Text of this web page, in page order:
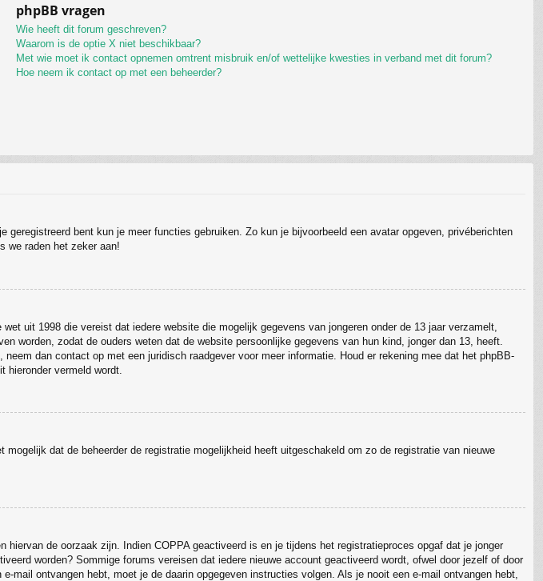
phpBB vragen
Wie heeft dit forum geschreven?
Waarom is de optie X niet beschikbaar?
Met wie moet ik contact opnemen omtrent misbruik en/of wettelijke kwesties in verband met dit forum?
Hoe neem ik contact op met een beheerder?
bent kun je meer functies gebruiken. Zo kun je bijvoorbeeld een avatar opgeven, privéberichten
we raden het zeker aan!
uit 1998 die vereist dat iedere website die mogelijk gegevens van jongeren onder de 13 jaar verzamelt,
worden, zodat de ouders weten dat de website persoonlijke gegevens van hun kind, jonger dan 13, heeft.
dan contact op met een juridisch raadgever voor meer informatie. Houd er rekening mee dat het phpBB-
vermeld wordt.
dat de beheerder de registratie mogelijkheid heeft uitgeschakeld om zo de registratie van nieuwe
de oorzaak zijn. Indien COPPA geactiveerd is en je tijdens het registratieproces opgaf dat je jonger
worden? Sommige forums vereisen dat iedere nieuwe account geactiveerd wordt, ofwel door jezelf of door
mail ontvangen hebt, moet je de daarin opgegeven instructies volgen. Als je nooit een e-mail ontvangen hebt,